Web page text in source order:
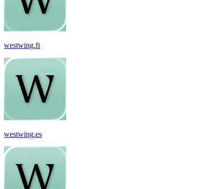
westwing.fi
westwing.es